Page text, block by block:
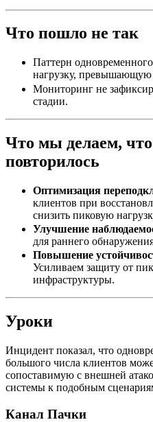
Что пошло не так
Паттерн
нагрузку,
Мониторинг не
стадии.
Что мы делаем,
повторилось
Оптимизация
клиентов при
снизить пиковую
Улучшение
для раннего
Повышение
Усиливаем защиту от
инфраструктуры.
Уроки
Инцидент показал, что
большого числа клиентов
сопоставимую с внешней
системы к подобным
Канал Пачки